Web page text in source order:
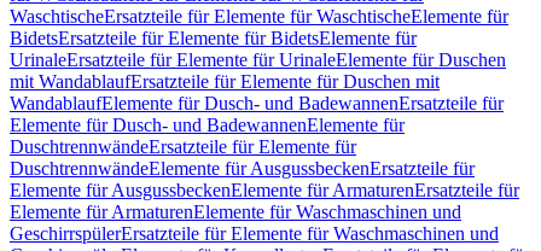
WaschtischeErsatzteile für Elemente für WaschtischeElemente für
BidetsErsatzteile für Elemente für BidetsElemente für
UrinaleErsatzteile für Elemente für UrinaleElemente für Duschen
mit WandablaufErsatzteile für Elemente für Duschen mit
WandablaufElemente für Dusch- und BadewannenErsatzteile für
Elemente für Dusch- und BadewannenElemente für
DuschtrennwändeErsatzteile für Elemente für
DuschtrennwändeElemente für AusgussbeckenErsatzteile für
Elemente für AusgussbeckenElemente für ArmaturenErsatzteile für
Elemente für ArmaturenElemente für Waschmaschinen und
GeschirrspülerErsatzteile für Elemente für Waschmaschinen und